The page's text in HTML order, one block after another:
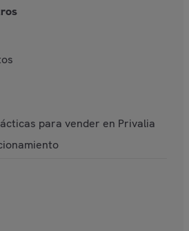
para vender en Privalia